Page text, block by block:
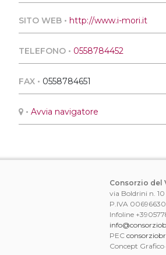
SITO WEB •http://www.i-mori.it
TELEFONO • 0558784452
FAX • 0558784651
• Avvia navigatore
Consorzio del
via Boldrini n.
P.IVA
Infoline
PEC
Concept